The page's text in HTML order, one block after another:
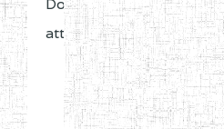
Download
attachments:
KITS-
DES-
MATERIELS-
DIDACTIQUES-
POUR-